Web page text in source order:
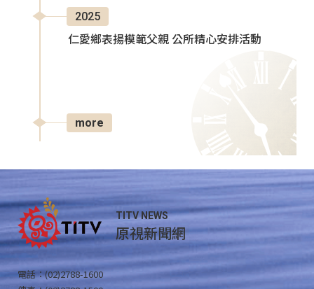
2025
仁愛鄉表揚模範父親 公所精心安排活動
more
TITV NEWS
原視新聞網
電話：(02)2788-1600